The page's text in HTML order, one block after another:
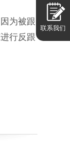
为被跟
行反跟
联系我们